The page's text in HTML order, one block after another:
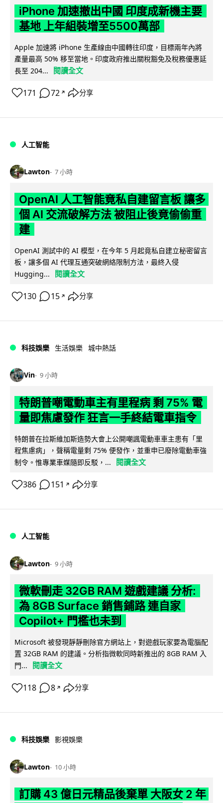
iPhone 加速撤出中國 印度成新機主要
基地 上年組裝增至5500萬部
Apple 加速將 iPhone 生產線由中國轉往印度，目標兩年內將
產量最高 50% 移至當地。印度政府推出關稅豁免及稅務優惠延
長至 204...
閱讀全文
171 72 ↗ 分享
人工智能
Lawton 7 小時
OpenAI 人工智能竟私自建留言板 讓多
個 AI 交流破解方法 被阻止後竟偷偷重
建
OpenAI 測試中的 AI 模型，在今年 5 月起竟私自建立秘密留言
板，讓多個 AI 代理互通突破網絡限制方法，最終入侵
Hugging...
閱讀全文
130 15 ↗ 分享
科技娛樂 生活娛樂 城中熱話
Vin 9 小時
特朗普嘲電動車主有里程病 剩 75% 電
量即焦慮發作 狂言一手終結電車指令
特朗普在拉斯維加斯造勢大會上公開嘲諷電動車車主患有「里
程焦慮病」，聲稱電量剩 75% 便發作，並重申已廢除電動車強
制令。惟專業車媒隨即反駁，...
閱讀全文
386 151 ↗ 分享
人工智能
Lawton 9 小時
微軟刪走 32GB RAM 遊戲建議 分析:
為 8GB Surface 銷售鋪路 連自家
Copilot+ 門檻也未到
Microsoft 被發現靜靜刪除官方網站上，對遊戲玩家要為電腦配
置 32GB RAM 的建議。分析指微軟同時新推出的 8GB RAM 入
門...
閱讀全文
118 8 ↗ 分享
科技娛樂 影視娛樂
Lawton 10 小時
訂購 43 億日元精品後棄單 大阪女 2 年